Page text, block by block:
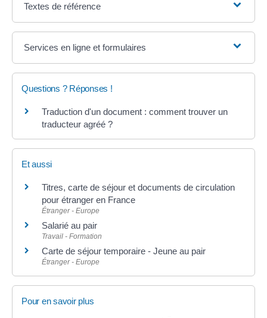
Textes de référence
Services en ligne et formulaires
Questions ? Réponses !
Traduction d'un document : comment trouver un
traducteur agréé ?
Et aussi
Titres, carte de séjour et documents de circulation
pour étranger en France
Étranger - Europe
Salarié au pair
Travail - Formation
Carte de séjour temporaire - Jeune au pair
Étranger - Europe
Pour en savoir plus